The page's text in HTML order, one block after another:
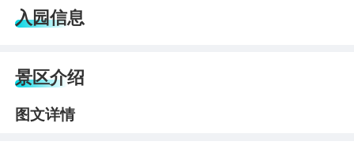
入园信息
景区介绍
图文详情